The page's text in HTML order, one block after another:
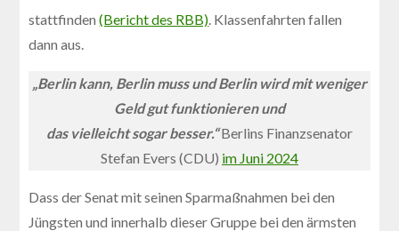
stattfinden(Bericht des RBB). Klassenfahrten fallen
dann aus.
„Berlin kann, Berlin muss und Berlin wird mit weniger
Geld gut funktionieren und
das vielleicht sogar besser.“Berlins Finanzsenator
Stefan Evers (CDU) im Juni 2024
Dass der Senat mit seinen Sparmaßnahmen bei den
Jüngsten und innerhalb dieser Gruppe bei den ärmsten